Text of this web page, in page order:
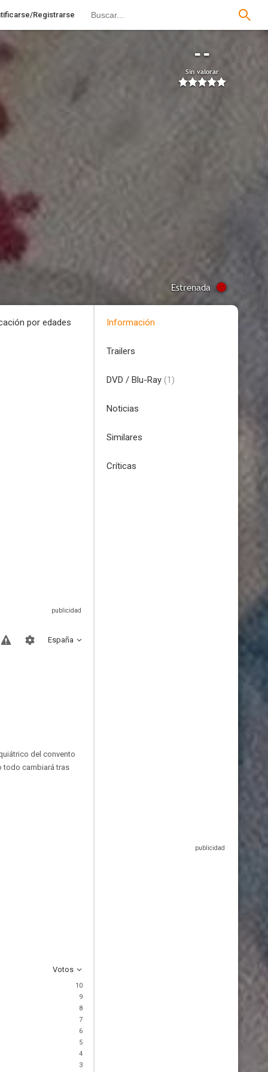
Registrarse
--
Sin valorar
Estrenada
por edades
España
del convento
todo cambiará tras
Votos
10
9
8
7
6
5
4
3
Información
Trailers
DVD / Blu-Ray (1)
Noticias
Similares
Críticas